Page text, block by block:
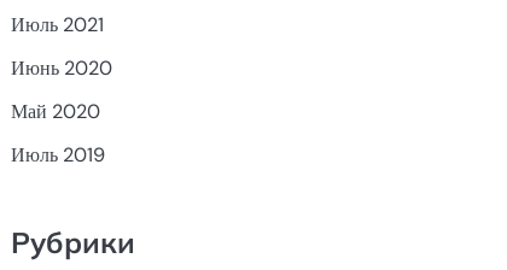
Июль 2021
Июнь 2020
Май 2020
Июль 2019
Рубрики